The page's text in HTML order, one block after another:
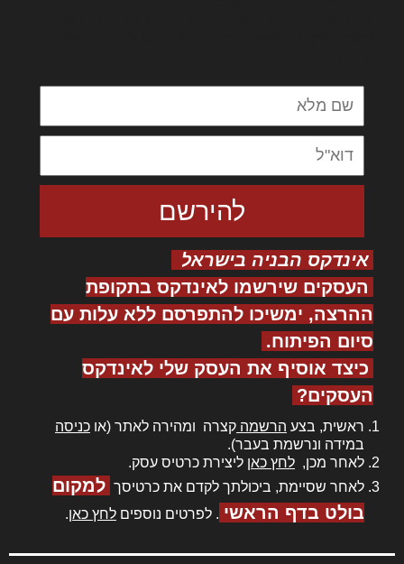
אינדקס הבניה בישראל
העסקים שירשמו לאינדקס בתקופת
ההרצה, ימשיכו להתפרסם ללא עלות עם
סיום הפיתוח.
כיצד אוסיף את העסק שלי לאינדקס
העסקים?
ראשית, בצע הרשמה קצרה ומהירה לאתר (או כניסה
במידה ונרשמת בעבר).
לאחר מכן, לחץ כאן ליצירת כרטיס עסק.
לאחר שסיימת, ביכולתך לקדם את כרטיסך למקום
בולט בדף הראשי . לפרטים נוספים לחץ כאן.